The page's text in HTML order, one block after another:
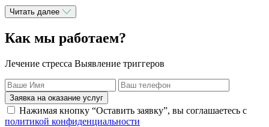
Читать далее
Как мы работаем?
Лечение стресса Выявление триггеров
Заявка на оказание услуг
Нажимая кнопку “Оставить заявку”, вы соглашаетесь с
политикой конфиденциальности